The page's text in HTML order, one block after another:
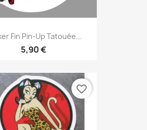
Fin Pin-Up Tatouée...
5,90 €
favorite_border